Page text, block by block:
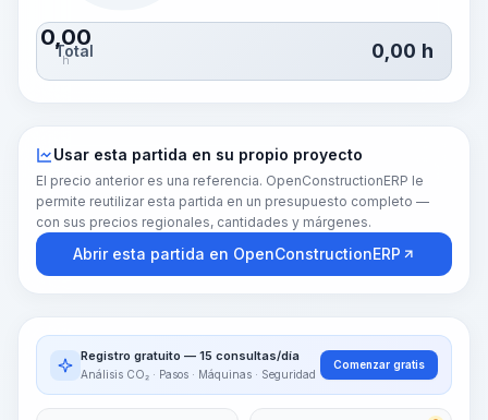
0,00
h
Total 0,00 h
Usar esta partida en su propio proyecto
El precio anterior es una referencia. OpenConstructionERP le
permite reutilizar esta partida en un presupuesto completo —
con sus precios regionales, cantidades y márgenes.
Abrir esta partida en OpenConstructionERP
Registro gratuito — 15 consultas/día
Análisis CO₂ · Pasos · Máquinas · Seguridad
Comenzar gratis